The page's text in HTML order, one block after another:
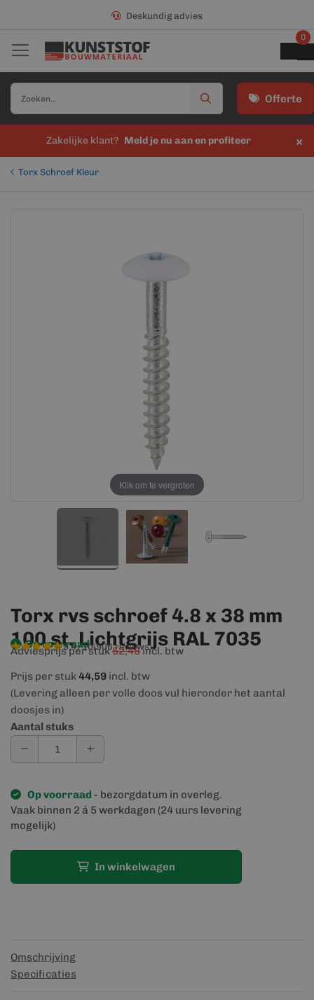
Deskundig advies
Offerte
0
Zakelijke klant? Meld je nu aan en profiteer ×
Torx Schroef Kleur
Klik om te vergroten
Torx rvs schroef 4.8 x 38 mm
100 st. Lichtgrijs RAL 7035
Op voorraad
9,4/10(906 reviews)
Adviesprijs per stuk52,45incl. btw
Prijs per stuk44,59 incl. btw
(Levering alleen per volle doos vul hieronder het aantal
doosjes in)
Aantal stuks
Op voorraad - bezorgdatum in overleg.
Vaak binnen 2 á 5 werkdagen (24 uurs levering
mogelijk)
In winkelwagen
Omschrijving
Specificaties